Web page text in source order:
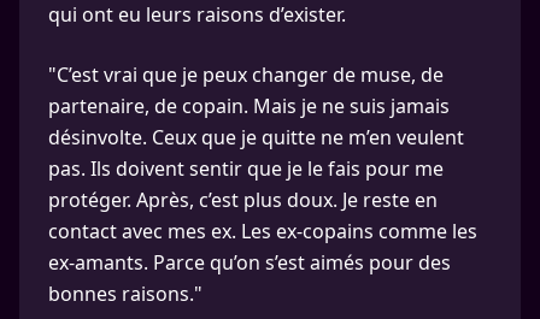
qui ont eu leurs raisons d’exister.
"C’est vrai que je peux changer de muse, de
partenaire, de copain. Mais je ne suis jamais
désinvolte. Ceux que je quitte ne m’en veulent
pas. Ils doivent sentir que je le fais pour me
protéger. Après, c’est plus doux. Je reste en
contact avec mes ex. Les ex-copains comme les
ex-amants. Parce qu’on s’est aimés pour des
bonnes raisons."